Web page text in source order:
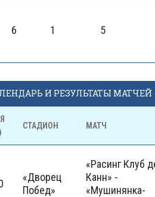
6 1 5
И РЕЗУЛЬТАТЫ МАТЧЕЙ
СТАДИОН МАТЧ
«Дворец
Побед»
«Расинг Клуб
Канн» -
«Мушинянка-